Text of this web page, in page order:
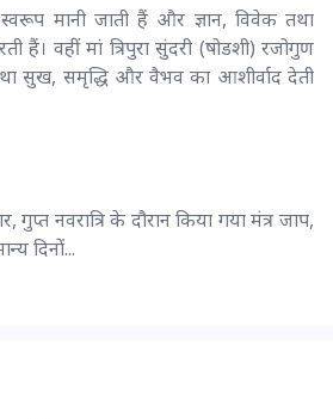
मानी जाती हैं और ज्ञान, विवेक तथा
हैं। वहीं मां त्रिपुरा सुंदरी (षोडशी) रजोगुण
सुख, समृद्धि और वैभव का आशीर्वाद देती
नवरात्रि के दौरान किया गया मंत्र जाप,
दिनों...